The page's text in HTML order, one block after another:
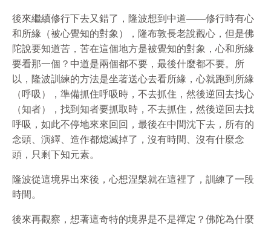
後來繼續修行下去又錯了，隆波想到中道——修行時有心
和所緣（被心覺知的對象），隆布敦長老說觀心，但是佛
陀說要知道苦，苦在這個地方是被覺知的對象，心和所緣
要看那一個？中道是兩個都不要，最後什麼都不要。所
以，隆波訓練的方法是坐著送心去看所緣，心就跑到所緣
（呼吸），準備抓住呼吸時，不去抓住，然後逆回去找心
（知者），找到知者要抓取時，不去抓住，然後逆回去找
呼吸，如此不停地來來回回，最後在中間沈下去，所有的
念頭、演繹、造作都熄滅掉了，沒有時間、沒有什麼念
頭，只剩下知元素。
隆波從這境界出來後，心想涅槃就在這裡了，訓練了一段
時間。
後來再觀察，想著這奇特的境界是不是禪定？佛陀為什麼